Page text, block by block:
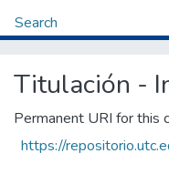
Search
Titulación -
Permanent URI for this
https://